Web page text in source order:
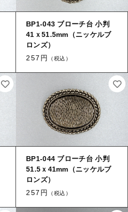
BP1-043 ブローチ台 小判
41ｘ51.5mm（ニッケルブ
ロンズ）
257円
（税込）
BP1-044 ブローチ台 小判
51.5ｘ41mm（ニッケルブ
ロンズ）
257円
（税込）